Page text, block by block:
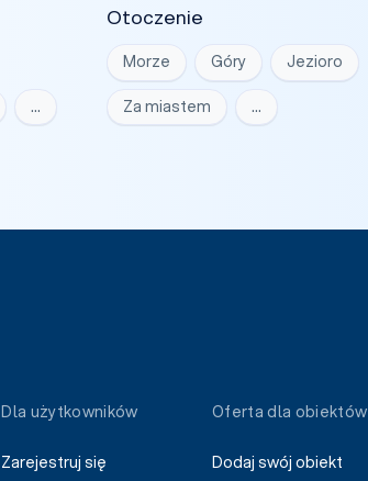
…
Otoczenie
Morze Góry Jezioro
Za miastem …
Dla użytkowników
Zarejestruj się
Oferta dla obiektów
Dodaj swój obiekt